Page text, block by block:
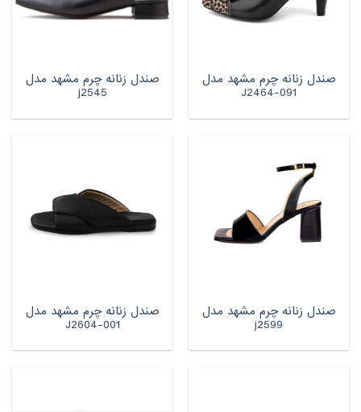
صندل زنانه چرم مشهد مدل
J2464-091
صندل زنانه چرم مشهد مدل
j2545
صندل زنانه چرم مشهد مدل
j2599
صندل زنانه چرم مشهد مدل
J2604-001